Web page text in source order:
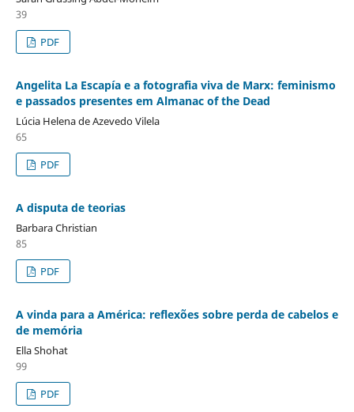
39
PDF
Angelita La Escapía e a fotografia viva de Marx: feminismo
e passados presentes em Almanac of the Dead
Lúcia Helena de Azevedo Vilela
65
PDF
A disputa de teorias
Barbara Christian
85
PDF
A vinda para a América: reflexões sobre perda de cabelos e
de memória
Ella Shohat
99
PDF